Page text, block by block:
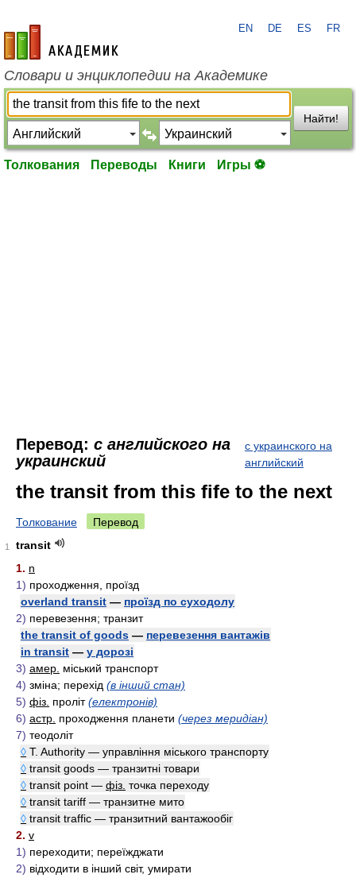
academic.ru
EN DE ES FR
Словари и энциклопедии на Академике
Найти!
Толкования Переводы Книги Игры ⚽
Перевод: с английского на
украинский
с украинского на
английский
the transit from this fife to the next
Толкование Перевод
1
transit
1. n
1) проходження, проїзд
overland transit — проїзд по суходолу
2) перевезення; транзит
the transit of goods — перевезення вантажів
in transit — у дорозі
3) амер. міський транспорт
4) зміна; перехід (в інший стан)
5) фіз. проліт(електронів)
6) астр. проходження планети (через меридіан)
7) теодоліт
◊ T. Authority — управління міського транспорту
◊ transit goods — транзитні товари
◊ transit point — фіз. точка переходу
◊ transit tariff — транзитне мито
◊ transit traffic — транзитний вантажообіг
2. v
1) переходити; переїжджати
2) відходити в інший світ, умирати